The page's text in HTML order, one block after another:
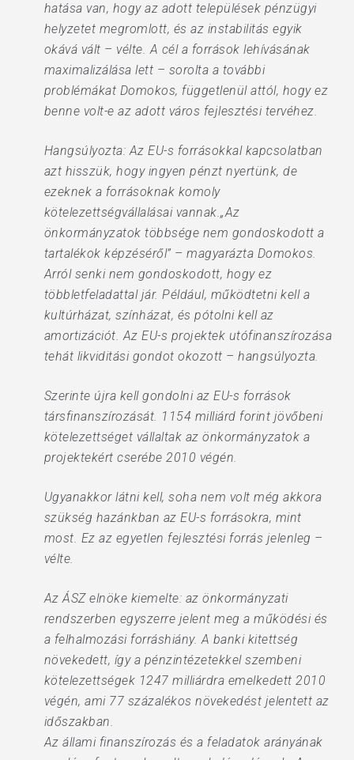
hatása van, hogy az adott települések pénzügyi
helyzetet megromlott, és az instabilitás egyik
okává vált – vélte. A cél a források lehívásának
maximalizálása lett – sorolta a további
problémákat Domokos, függetlenül attól, hogy ez
benne volt-e az adott város fejlesztési tervéhez.
Hangsúlyozta: Az EU-s forrásokkal kapcsolatban
azt hisszük, hogy ingyen pénzt nyertünk, de
ezeknek a forrásoknak komoly
kötelezettségvállalásai vannak.„Az
önkormányzatok többsége nem gondoskodott a
tartalékok képzéséről” – magyarázta Domokos.
Arról senki nem gondoskodott, hogy ez
többletfeladattal jár. Például, működtetni kell a
kultúrházat, színházat, és pótolni kell az
amortizációt. Az EU-s projektek utófinanszírozása
tehát likviditási gondot okozott – hangsúlyozta.
Szerinte újra kell gondolni az EU-s források
társfinanszírozását. 1154 milliárd forint jövőbeni
kötelezettséget vállaltak az önkormányzatok a
projektekért cserébe 2010 végén.
Ugyanakkor látni kell, soha nem volt még akkora
szükség hazánkban az EU-s forrásokra, mint
most. Ez az egyetlen fejlesztési forrás jelenleg –
vélte.
Az ÁSZ elnöke kiemelte: az önkormányzati
rendszerben egyszerre jelent meg a működési és
a felhalmozási forráshiány. A banki kitettség
növekedett, így a pénzintézetekkel szembeni
kötelezettségek 1247 milliárdra emelkedett 2010
végén, ami 77 százalékos növekedést jelentett az
időszakban.
Az állami finanszírozás és a feladatok arányának